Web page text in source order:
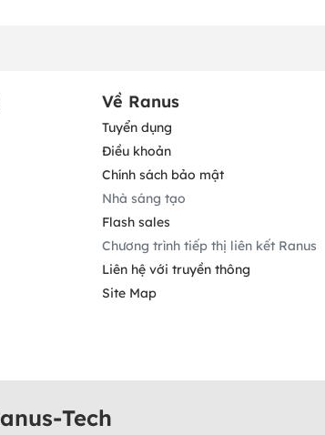
Về Ranus
Tuyển dụng
Điều khoản
Chính sách bảo mật
Nhà sáng tạo
Flash sales
Chương trình tiếp thị liên kết Ranus
Liên hệ với truyền thông
Site Map
Tech